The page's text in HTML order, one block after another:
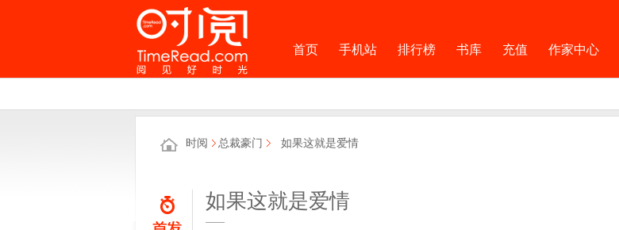
首页 手机站 排行榜 书库 充值 作家中心
时阅 总裁豪门 如果这就是爱情
如果这就是爱情
——